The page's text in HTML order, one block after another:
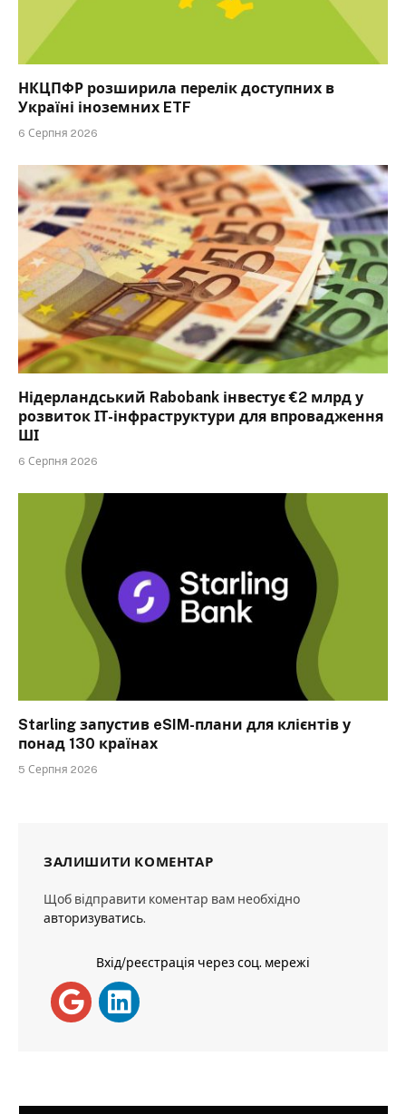
НКЦПФР розширила перелік доступних в
Україні іноземних ETF
6 Серпня 2026
Нідерландський Rabobank інвестує €2 млрд у
розвиток ІТ-інфраструктури для впровадження
ШІ
6 Серпня 2026
Starling запустив eSIM-плани для клієнтів у
понад 130 країнах
5 Серпня 2026
ЗАЛИШИТИ КОМЕНТАР
Щоб відправити коментар вам необхідно
авторизуватись.
Вхід/реєстрація через соц. мережі